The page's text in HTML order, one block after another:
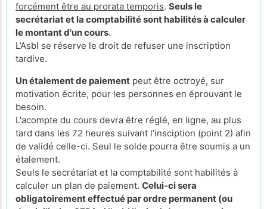
forcément être au prorata temporis. Seuls le
secrétariat et la comptabilité sont habilités à calculer
le montant d'un cours.
L’Asbl se réserve le droit de refuser une inscription
tardive.
Un étalement de paiement peut être octroyé, sur
motivation écrite, pour les personnes en éprouvant le
besoin.
L'acompte du cours devra être réglé, en ligne, au plus
tard dans les 72 heures suivant l'insciption (point 2) afin
de validé celle-ci. Seul le solde pourra être soumis a un
étalement.
Seuls le secrétariat et la comptabilité sont habilités à
calculer un plan de paiement. Celui-ci sera
obligatoirement effectué par ordre permanent (ou